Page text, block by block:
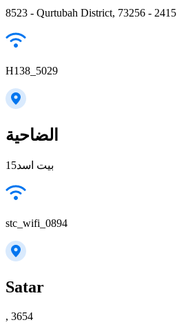
8523 - Qurtubah District, 73256 - 2415
H138_5029
الضاحية
بيت اسد15
stc_wifi_0894
Satar
, 3654